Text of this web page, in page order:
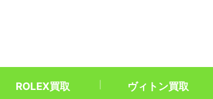
ROLEX買取 ヴィトン買取